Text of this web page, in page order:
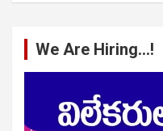
We Are Hiring…!